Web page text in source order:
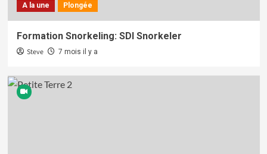
A la une Plongée
Formation Snorkeling: SDI Snorkeler
Steve 7 mois il y a